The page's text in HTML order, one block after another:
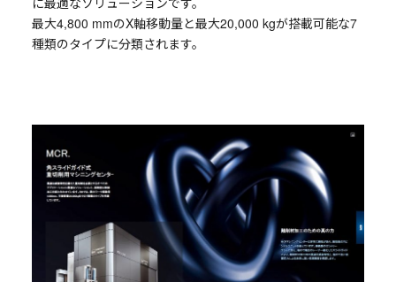
最大4,800 mmのX軸移動量と最大20,000 kgが搭載可能な7
種類のタイプに分類されます。